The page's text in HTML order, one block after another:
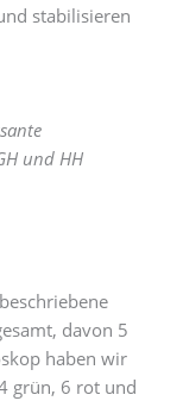
stabilisieren
und HH
davon 5
haben wir
grün, 6 rot und